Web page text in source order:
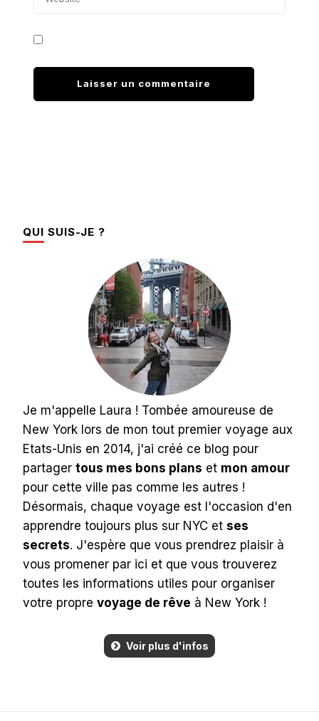
QUI SUIS-JE ?
Je m'appelle Laura ! Tombée amoureuse de
New York lors de mon tout premier voyage aux
Etats-Unis en 2014, j'ai créé ce blog pour
partager tous mes bons plans et mon amour
pour cette ville pas comme les autres !
Désormais, chaque voyage est l'occasion d'en
apprendre toujours plus sur NYC et ses
secrets. J'espère que vous prendrez plaisir à
vous promener par ici et que vous trouverez
toutes les informations utiles pour organiser
votre propre voyage de rêve à New York !
Voir plus d'infos